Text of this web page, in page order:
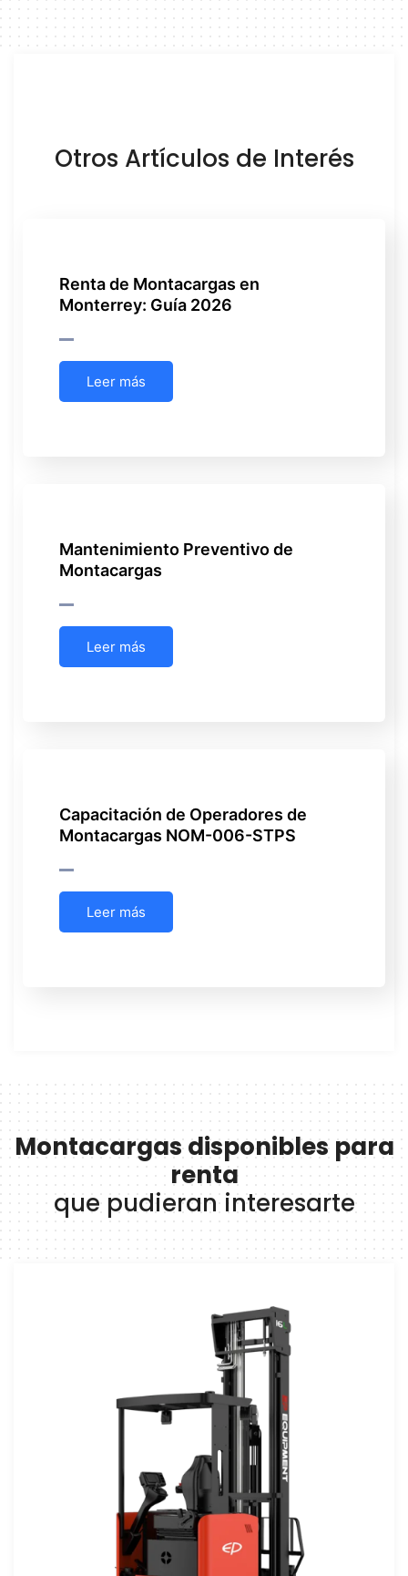
Otros Artículos de Interés
Renta de Montacargas en
Monterrey: Guía 2026
Leer más
Mantenimiento Preventivo de
Montacargas
Leer más
Capacitación de Operadores de
Montacargas NOM-006-STPS
Leer más
Montacargas disponibles para
renta
que pudieran interesarte